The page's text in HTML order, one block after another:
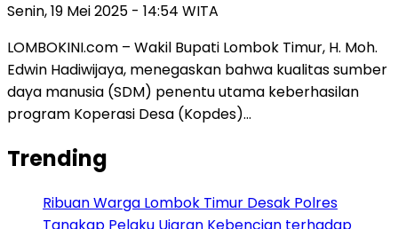
Senin, 19 Mei 2025 - 14:54 WITA
LOMBOKINI.com – Wakil Bupati Lombok Timur, H. Moh.
Edwin Hadiwijaya, menegaskan bahwa kualitas sumber
daya manusia (SDM) penentu utama keberhasilan
program Koperasi Desa (Kopdes)…
Trending
Ribuan Warga Lombok Timur Desak Polres